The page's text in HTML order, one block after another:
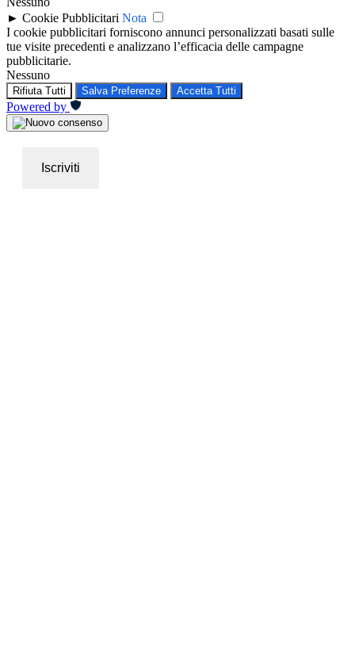
► Cookie Pubblicitari Nota
I cookie pubblicitari forniscono annunci personalizzati basati sulle
tue visite precedenti e analizzano l’efficacia delle campagne
pubblicitarie.
Nessuno
Rifiuta Tutti Salva Preferenze Accetta Tutti
Powered by
Iscriviti